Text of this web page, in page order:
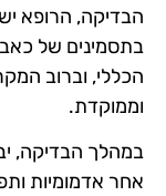
הבדיקה, הרופא
בתסמינים של
הכללי, וברוב
וממוקדת.
במהלך הבדיקה,
אחר אדמומיות